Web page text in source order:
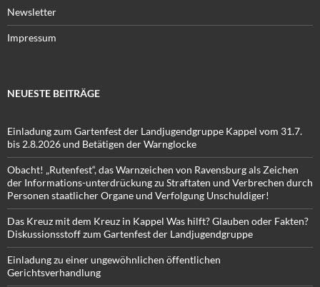
Newsletter
Impressum
NEUESTE BEITRÄGE
Einladung zum Gartenfest der Landjugendgruppe Kappel vom 31.7.
bis 2.8.2026 und Betätigen der Warnglocke
Obacht! „Rutenfest“, das Warnzeichen von Ravensburg als Zeichen
der Informations-unterdrückung zu Straftaten und Verbrechen durch
Personen staatlicher Organe und Verfolgung Unschuldiger!
Das Kreuz mit dem Kreuz in Kappel Was hilft? Glauben oder Fakten?
Diskussionsstoff zum Gartenfest der Landjugendgruppe
Einladung zu einer ungewöhnlichen öffentlichen
Gerichtsverhandlung